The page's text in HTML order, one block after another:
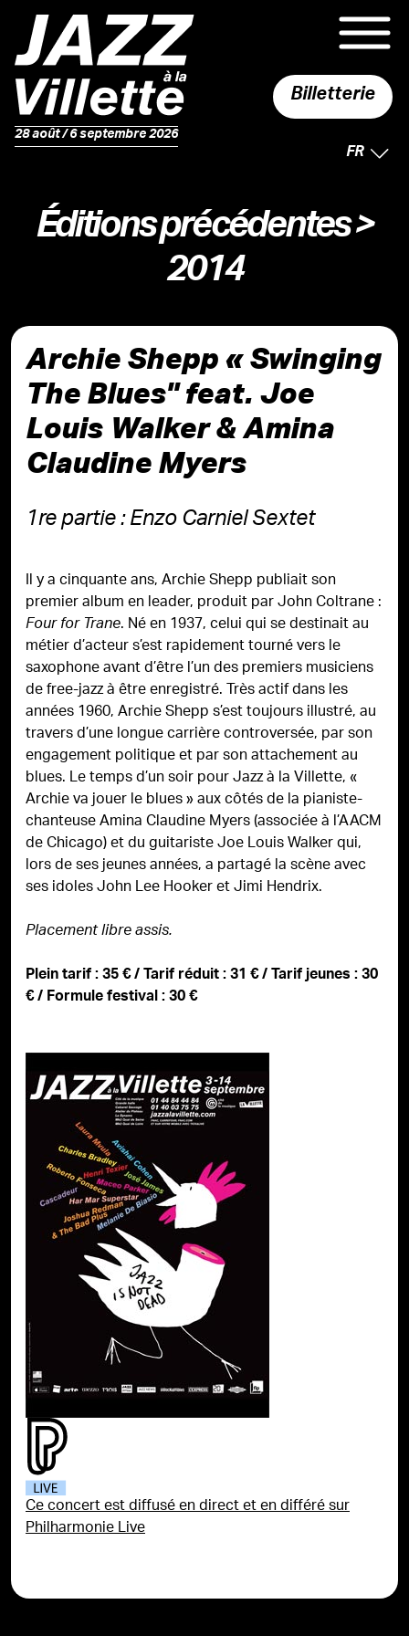
28 août / 6 septembre 2026
Billetterie
FR
Éditions précédentes>
2014
Archie Shepp « Swinging
The Blues" feat. Joe
Louis Walker & Amina
Claudine Myers
1re partie : Enzo Carniel Sextet
Il y a cinquante ans, Archie Shepp publiait son
premier album en leader, produit par John Coltrane :
Four for Trane. Né en 1937, celui qui se destinait au
métier d’acteur s’est rapidement tourné vers le
saxophone avant d’être l’un des premiers musiciens
de free-jazz à être enregistré. Très actif dans les
années 1960, Archie Shepp s’est toujours illustré, au
travers d’une longue carrière controversée, par son
engagement politique et par son attachement au
blues. Le temps d’un soir pour Jazz à la Villette, «
Archie va jouer le blues » aux côtés de la pianiste-
chanteuse Amina Claudine Myers (associée à l’AACM
de Chicago) et du guitariste Joe Louis Walker qui,
lors de ses jeunes années, a partagé la scène avec
ses idoles John Lee Hooker et Jimi Hendrix.
Placement libre assis.
Plein tarif : 35 € / Tarif réduit : 31 € / Tarif jeunes : 30
€ / Formule festival : 30 €
Ce concert est diffusé en direct et en différé sur
Philharmonie Live